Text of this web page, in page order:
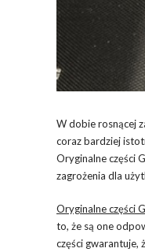
W dobie rosnącej
coraz bardziej
Oryginalne części
zagrożenia dla
Oryginalne części
to, że są one
części gwarantuje,